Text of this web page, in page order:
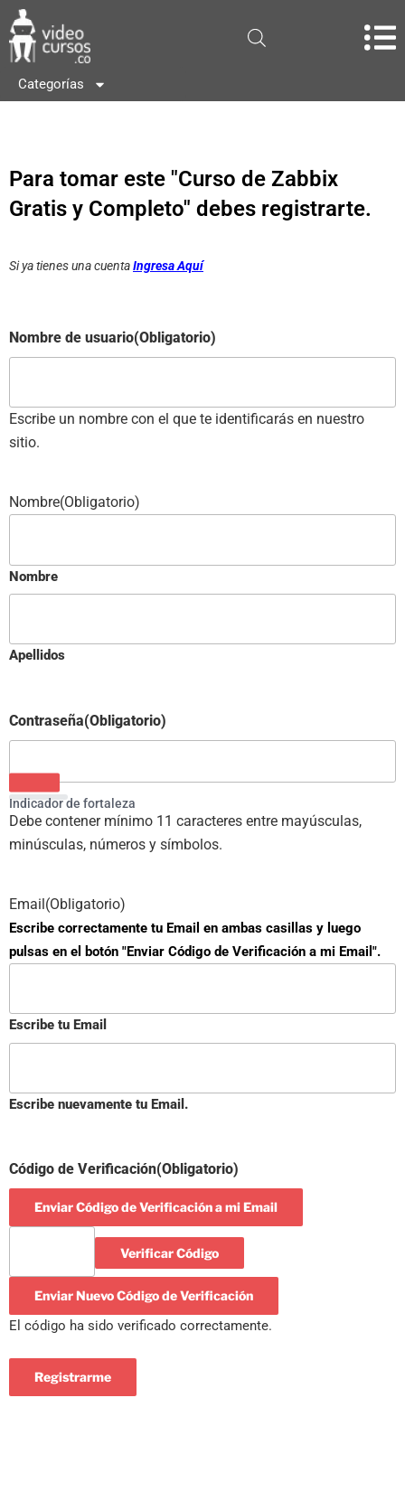
Categorías
Para tomar este "Curso de Zabbix
Gratis y Completo" debes registrarte.
Si ya tienes una cuentaIngresa Aquí
Nombre de usuario(Obligatorio)
Escribe un nombre con el que te identificarás en nuestro
sitio.
Nombre(Obligatorio)
Nombre
Apellidos
Contraseña(Obligatorio)
Indicador de fortaleza
Debe contener mínimo 11 caracteres entre mayúsculas,
minúsculas, números y símbolos.
Email(Obligatorio)
Escribe correctamente tu Email en ambas casillas y luego
pulsas en el botón "Enviar Código de Verificación a mi Email".
Escribe tu Email
Escribe nuevamente tu Email.
Código de Verificación(Obligatorio)
Enviar Código de Verificación a mi Email
Verificar Código
Enviar Nuevo Código de Verificación
El código ha sido verificado correctamente.
Registrarme